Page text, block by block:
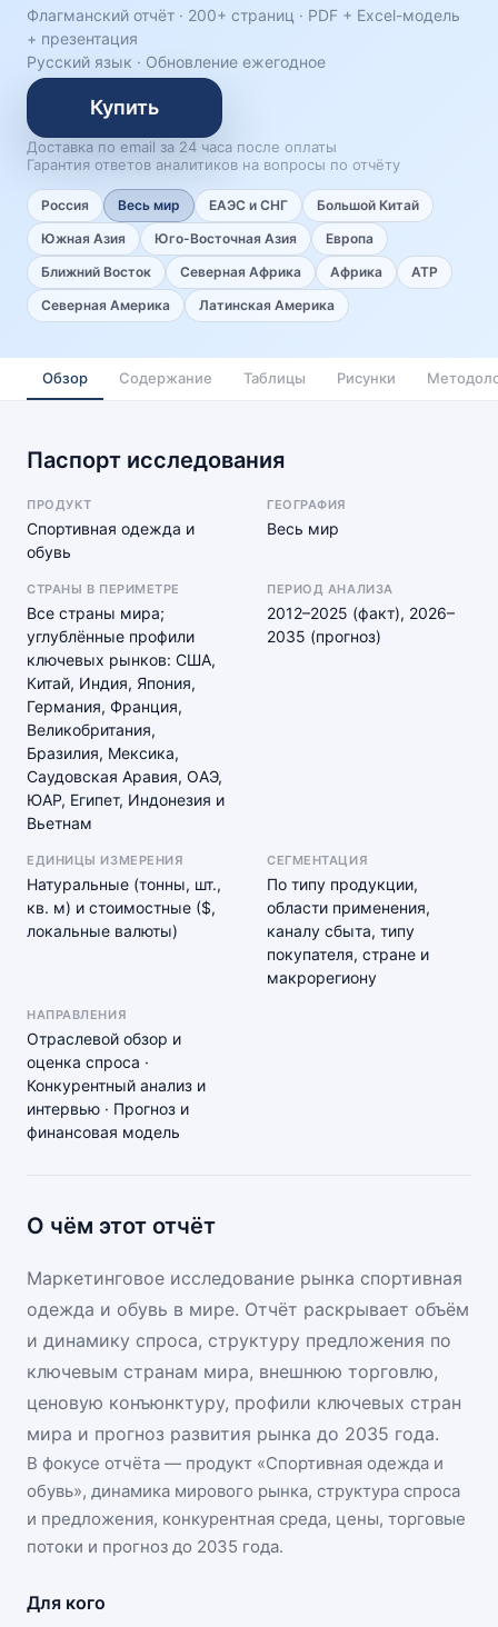
Флагманский отчёт · 200+ страниц · PDF + Excel-модель
+ презентация
Русский язык · Обновление ежегодное
Купить
Доставка по email за 24 часа после оплаты
Гарантия ответов аналитиков на вопросы по отчёту
Россия Весь мир ЕАЭС и СНГ
Большой Китай
Южная Азия
Юго-Восточная Азия
Европа
Ближний Восток
Северная Африка Африка
АТР
Северная Америка
Латинская Америка
Обзор Содержание Таблицы Рисунки
Паспорт исследования
ПРОДУКТ
Спортивная одежда и
обувь
ГЕОГРАФИЯ
Весь мир
СТРАНЫ В ПЕРИМЕТРЕ
Все страны мира;
углублённые профили
ключевых рынков: США,
Китай, Индия, Япония,
Германия, Франция,
Великобритания,
Бразилия, Мексика,
Саудовская Аравия, ОАЭ,
ЮАР, Египет, Индонезия и
Вьетнам
ПЕРИОД АНАЛИЗА
2012–2025 (факт), 2026–
2035 (прогноз)
ЕДИНИЦЫ ИЗМЕРЕНИЯ
Натуральные (тонны, шт.,
кв. м) и стоимостные ($,
локальные валюты)
СЕГМЕНТАЦИЯ
По типу продукции,
области применения,
каналу сбыта, типу
покупателя, стране и
макрорегиону
НАПРАВЛЕНИЯ
Отраслевой обзор и
оценка спроса ·
Конкурентный анализ и
интервью · Прогноз и
финансовая модель
О чём этот отчёт
Маркетинговое исследование рынка спортивная
одежда и обувь в мире. Отчёт раскрывает объём
и динамику спроса, структуру предложения по
ключевым странам мира, внешнюю торговлю,
ценовую конъюнктуру, профили ключевых стран
мира и прогноз развития рынка до 2035 года.
В фокусе отчёта — продукт «Спортивная одежда и
обувь», динамика мирового рынка, структура спроса
и предложения, конкурентная среда, цены, торговые
потоки и прогноз до 2035 года.
Для кого